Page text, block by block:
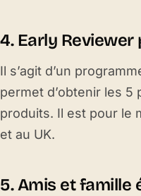
4. Early Reviewer
Il s’agit d’un
permet d’obtenir les
produits. Il est pour le
et au UK.
5. Amis et famille